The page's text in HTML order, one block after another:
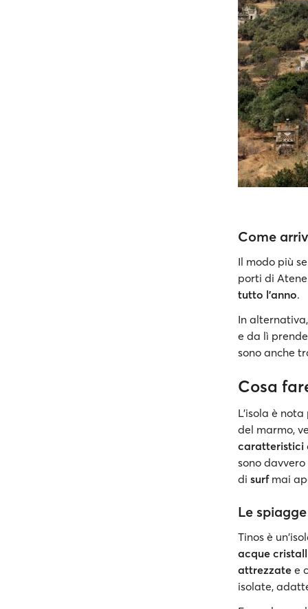
Come
Il modo più
porti di
tutto l'anno.
In
e da lì
sono anche
Cosa
L'isola è nota
del marmo,
caratteristici
sono
di surfmai
Le
Tinos è
acque
attrezzate e
isolate,